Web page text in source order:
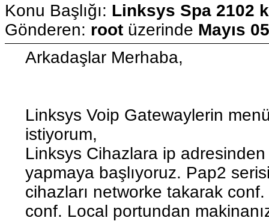
Konu Başlığı: Linksys Spa 2102
Gönderen: root üzerinde Mayıs
Arkadaşlar Merhaba,
Linksys Voip Gatewaylerin
istiyorum,
Linksys Cihazlara ip
yapmaya başlıyoruz. Pap2
cihazları networke takarak
conf. Local portundan